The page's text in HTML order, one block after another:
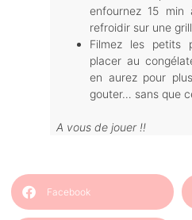
enfournez 15
refroidir sur une
Filmez les petits
placer au
en aurez pour
gouter… sans que
A vous de jouer !!
Facebook